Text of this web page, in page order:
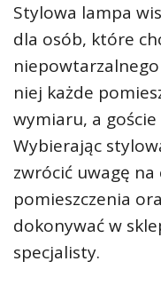
Stylowa lampa
dla osób, które
niej każde
wymiaru, a
Wybierając
zwrócić uwagę
pomieszczenia
dokonywać w
specjalisty.